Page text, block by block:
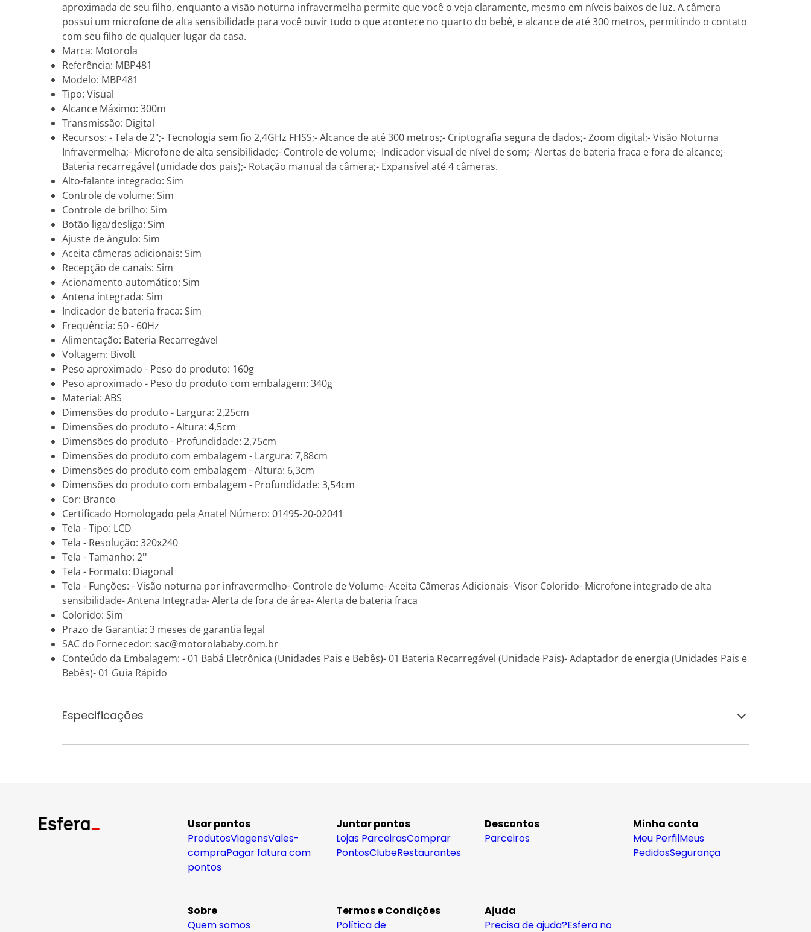
aproximada de seu filho, enquanto a visão noturna infravermelha permite que você o veja claramente, mesmo em níveis baixos de luz. A câmera
possui um microfone de alta sensibilidade para você ouvir tudo o que acontece no quarto do bebê, e alcance de até 300 metros, permitindo o contato
com seu filho de qualquer lugar da casa.
Marca: Motorola
Referência: MBP481
Modelo: MBP481
Tipo: Visual
Alcance Máximo: 300m
Transmissão: Digital
Recursos: - Tela de 2";- Tecnologia sem fio 2,4GHz FHSS;- Alcance de até 300 metros;- Criptografia segura de dados;- Zoom digital;- Visão Noturna
Infravermelha;- Microfone de alta sensibilidade;- Controle de volume;- Indicador visual de nível de som;- Alertas de bateria fraca e fora de alcance;-
Bateria recarregável (unidade dos pais);- Rotação manual da câmera;- Expansível até 4 câmeras.
Alto-falante integrado: Sim
Controle de volume: Sim
Controle de brilho: Sim
Botão liga/desliga: Sim
Ajuste de ângulo: Sim
Aceita câmeras adicionais: Sim
Recepção de canais: Sim
Acionamento automático: Sim
Antena integrada: Sim
Indicador de bateria fraca: Sim
Frequência: 50 - 60Hz
Alimentação: Bateria Recarregável
Voltagem: Bivolt
Peso aproximado - Peso do produto: 160g
Peso aproximado - Peso do produto com embalagem: 340g
Material: ABS
Dimensões do produto - Largura: 2,25cm
Dimensões do produto - Altura: 4,5cm
Dimensões do produto - Profundidade: 2,75cm
Dimensões do produto com embalagem - Largura: 7,88cm
Dimensões do produto com embalagem - Altura: 6,3cm
Dimensões do produto com embalagem - Profundidade: 3,54cm
Cor: Branco
Certificado Homologado pela Anatel Número: 01495-20-02041
Tela - Tipo: LCD
Tela - Resolução: 320x240
Tela - Tamanho: 2''
Tela - Formato: Diagonal
Tela - Funções: - Visão noturna por infravermelho- Controle de Volume- Aceita Câmeras Adicionais- Visor Colorido- Microfone integrado de alta
sensibilidade- Antena Integrada- Alerta de fora de área- Alerta de bateria fraca
Colorido: Sim
Prazo de Garantia: 3 meses de garantia legal
SAC do Fornecedor: sac@motorolababy.com.br
Conteúdo da Embalagem: - 01 Babá Eletrônica (Unidades Pais e Bebês)- 01 Bateria Recarregável (Unidade Pais)- Adaptador de energia (Unidades Pais e
Bebês)- 01 Guia Rápido
Especificações
Usar pontos
ProdutosViagensVales-
compraPagar fatura com
pontos
Juntar pontos
Lojas ParceirasComprar
PontosClubeRestaurantes
Descontos
Parceiros
Minha conta
Meu PerfilMeus
PedidosSegurança
Sobre
Quem somos
Termos e Condições
Política de
Ajuda
Precisa de ajuda?Esfera no